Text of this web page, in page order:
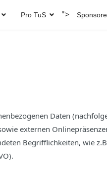
Pro TuS ">
Daten
externen
Begrifflichkeiten, wie